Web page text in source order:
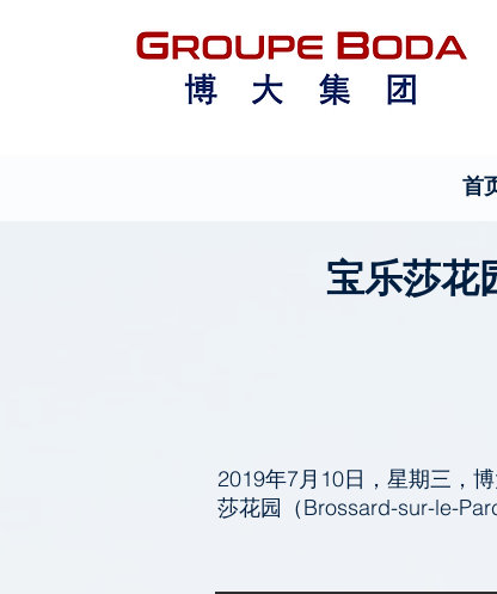
宝乐莎
2019年7月10日，星期三，
莎花园（Brossard-sur-le-
首